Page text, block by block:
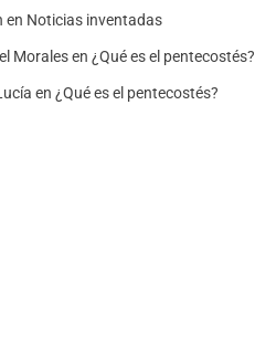
en Noticias inventadas
Moralesen ¿Qué es el pentecostés?
en ¿Qué es el pentecostés?